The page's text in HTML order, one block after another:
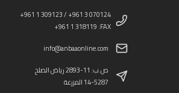
+961 1 309123 / +961 3 070124
+961 1 318119 :FAX
info@anbaaonline.com
ص.ب: 11-2893 رياض الصلح
14-5287 المزرعة